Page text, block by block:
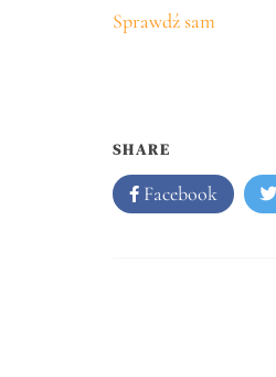
Sprawdź sam
SHARE
Facebook